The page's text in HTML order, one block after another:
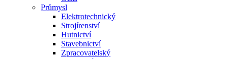
Průmysl
Elektrotechnický
Strojírenství
Hutnictví
Stavebnictví
Zpracovatelský